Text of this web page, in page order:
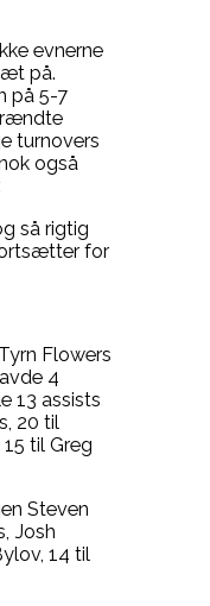
evnerne
på.
på 5-7
turnovers
også
så rigtig
for
Flowers
4
13 assists
20 til
til Greg
Steven
Josh
14 til